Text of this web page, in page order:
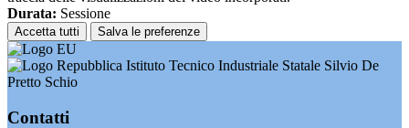
Durata: Sessione
Accetta tutti Salva le preferenze
Istituto Tecnico Industriale Statale Silvio De
Pretto Schio
Contatti